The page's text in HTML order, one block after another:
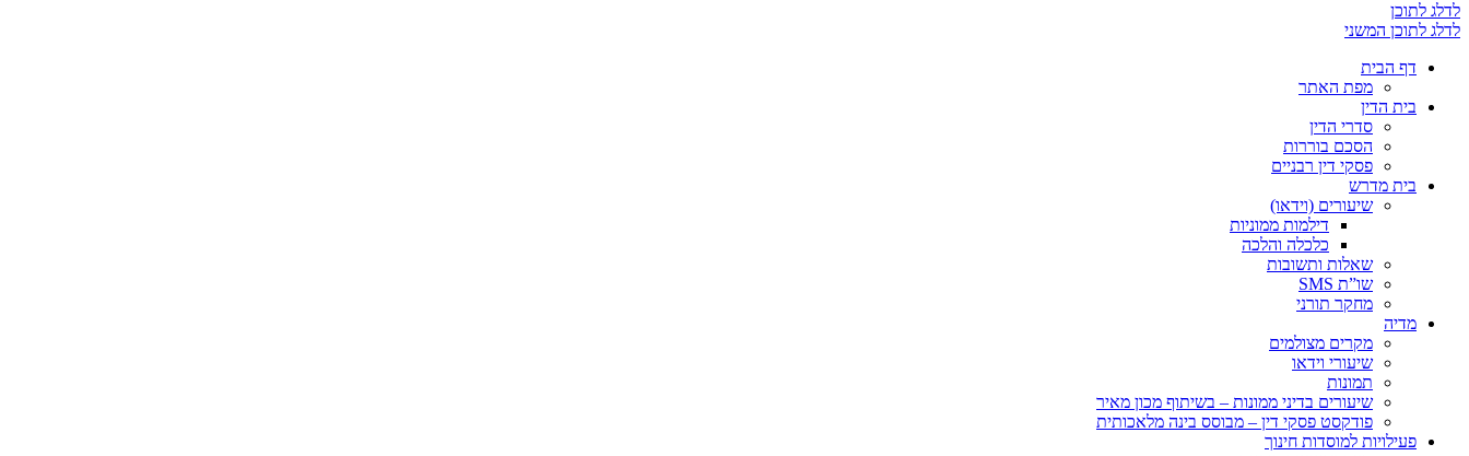
לדלג לתוכן
לדלג לתוכן המשני
דף הבית
מפת האתר
בית הדין
סדרי הדין
הסכם בוררות
פסקי דין רבניים
בית מדרש
שיעורים (וידאו)
דילמות ממוניות
כלכלה והלכה
שאלות ותשובות
שו”ת SMS
מחקר תורני
מדיה
מקרים מצולמים
שיעורי וידאו
תמונות
שיעורים בדיני ממונות – בשיתוף מכון מאיר
פודקסט פסקי דין – מבוסס בינה מלאכותית
פעילויות למוסדות חינוך